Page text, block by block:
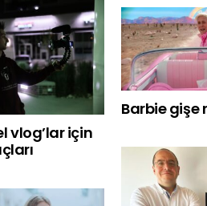
vlog’lar için
Barbie gişe